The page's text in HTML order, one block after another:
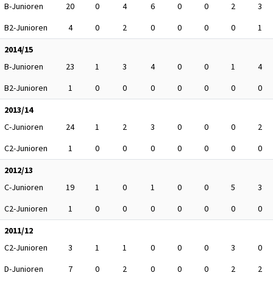
B-Junioren
20 0 4 6 0 0 2
3
B2-Junioren
4 0 2 0 0 0 0
1
2014/15
B-Junioren
23 1 3 4 0 0 1
4
B2-Junioren
1 0 0 0 0 0 0
0
2013/14
C-Junioren
24 1 2 3 0 0 0
2
C2-Junioren
1 0 0 0 0 0 0
0
2012/13
C-Junioren
19 1 0 1 0 0 5
3
C2-Junioren
1 0 0 0 0 0 0
0
2011/12
C2-Junioren
3 1 1 0 0 0 3
0
D-Junioren
7 0 2 0 0 0 2 2